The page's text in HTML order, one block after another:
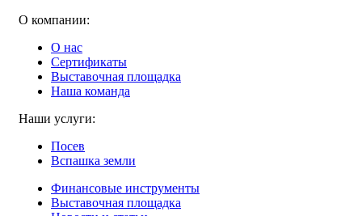
О компании:
О нас
Сертификаты
Выставочная площадка
Наша команда
Наши услуги:
Посев
Вспашка земли
Финансовые инструменты
Выставочная площадка